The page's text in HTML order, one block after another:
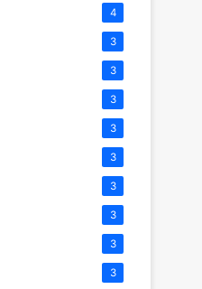
4
3
3
3
3
3
3
3
3
3